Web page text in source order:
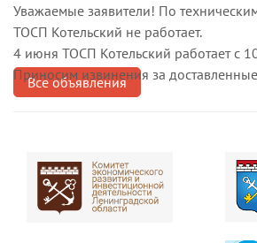
Уважаемые заявители! По
ТОСП Котельский не работает.
4 июня ТОСП Котельский работает с
Приносим извинения за
Все объявления